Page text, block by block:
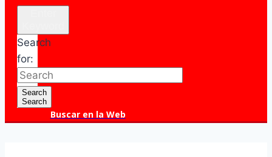
Search
for:
Search
Search
Buscar en la Web